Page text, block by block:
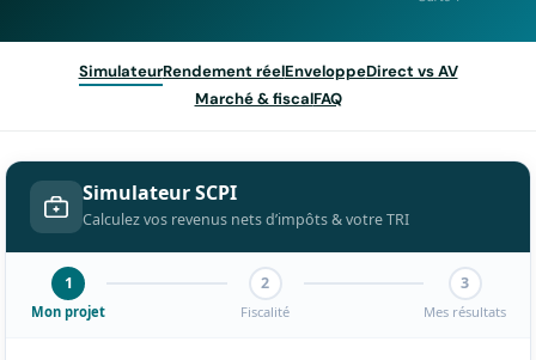
SimulateurRendement réelEnveloppeDirect vs AV
Marché & fiscalFAQ
Simulateur SCPI
Calculez vos revenus nets d’impôts & votre TRI
1
Mon projet
2
Fiscalité
3
Mes résultats